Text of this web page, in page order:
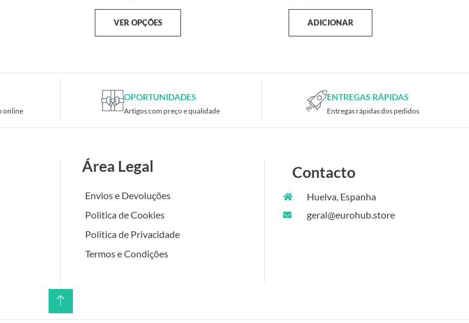
VER OPÇÕES ADICIONAR
online
OPORTUNIDADES
Artigos com preço e qualidade
ENTREGAS RÁPIDAS
Entregas rápidas dos pedidos
Área Legal
Envios e Devoluções
Politica de Cookies
Politica de Privacidade
Termos e Condições
Contacto
Huelva, Espanha
geral@eurohub.store